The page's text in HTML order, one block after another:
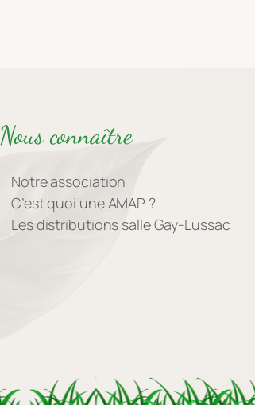
Nous connaître
Notre association
C’est quoi une AMAP ?
Les distributions salle Gay-Lussac